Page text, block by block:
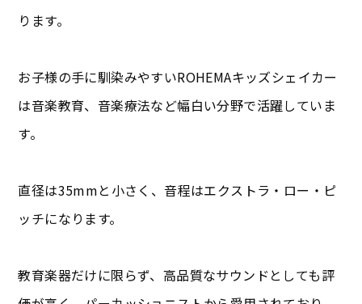
ります。
お子様の手に馴染みやすいROHEMAキッズシェイカー
は音楽教育、音楽療法など幅白い分野で活躍していま
す。
直径は35mmと小さく、音程はエクストラ・ロー・ピ
ッチになります。
教育楽器だけに限らず、高品質なサウンドとしても評